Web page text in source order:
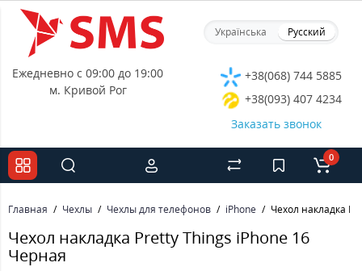
Українська Русский
Ежедневно с 09:00 до 19:00
м. Кривой Рог
+38(068) 744 5885
+38(093) 407 4234
Заказать звонок
0
Главная Чехлы Чехлы для телефонов iPhone Чехол накладка
Чехол накладка Pretty Things iPhone 16
Черная